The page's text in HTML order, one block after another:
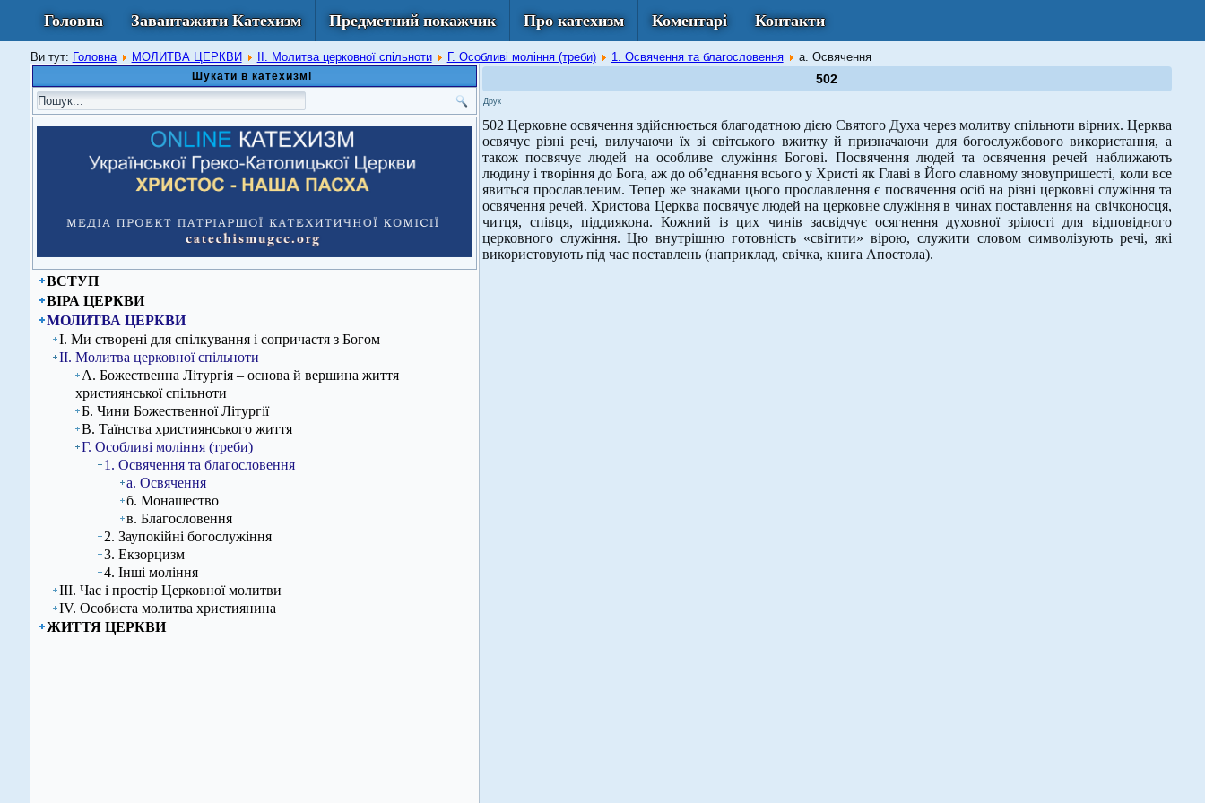
Головна Завантажити Катехизм Предметний покажчик Про катехизм Коментарі Контакти
Ви тут: Головна МОЛИТВА ЦЕРКВИ ІІ. Молитва церковної спільноти Г. Особливі моління (треби) 1. Освячення та благословення а. Освячення
Шукати в катехизмі
ВСТУП
ВІРА ЦЕРКВИ
МОЛИТВА ЦЕРКВИ
І. Ми створені для спілкування і сопричастя з Богом
ІІ. Молитва церковної спільноти
А. Божественна Літургія – основа й вершина життя
християнської спільноти
Б. Чини Божественної Літургії
В. Таїнства християнського життя
Г. Особливі моління (треби)
1. Освячення та благословення
а. Освячення
б. Монашество
в. Благословення
2. Заупокійні богослужіння
3. Екзорцизм
4. Інші моління
ІІІ. Час і простір Церковної молитви
ІV. Особиста молитва християнина
ЖИТТЯ ЦЕРКВИ
502
Друк
502 Церковне освячення здійснюється благодатною дією Святого Духа через молитву спільноти вірних. Церква
освячує різні речі, вилучаючи їх зі світського вжитку й призначаючи для богослужбового використання, а
також посвячує людей на особливе служіння Богові. Посвячення людей та освячення речей наближають
людину і творіння до Бога, аж до об’єднання всього у Христі як Главі в Його славному зновупришесті, коли все
явиться прославленим. Тепер же знаками цього прославлення є посвячення осіб на різні церковні служіння та
освячення речей. Христова Церква посвячує людей на церковне служіння в чинах поставлення на свічконосця,
читця, співця, піддиякона. Кожний із цих чинів засвідчує осягнення духовної зрілості для відповідного
церковного служіння. Цю внутрішню готовність «світити» вірою, служити словом символізують речі, які
використовують під час поставлень (наприклад, свічка, книга Апостола).